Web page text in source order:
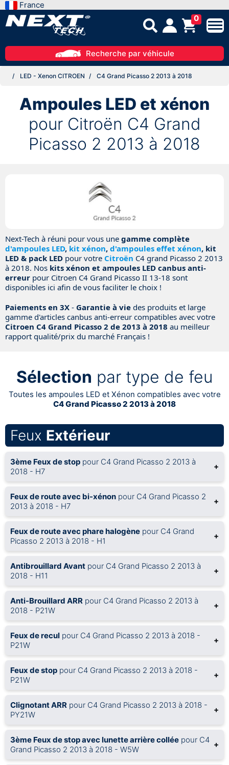
France
0
Recherche par véhicule
LED - Xenon CITROEN C4 Grand Picasso 2 2013 à 2018
Ampoules LED et xénon
pour Citroën C4 Grand
Picasso 2 2013 à 2018
Next-Tech à réuni pour vous une gamme complète
d'ampoules LED, kit xénon, d'ampoules effet xénon, kit
LED & pack LED pour votre Citroën C4 grand Picasso 2 2013
à 2018. Nos kits xénon et ampoules LED canbus anti-
erreur pour Citroen C4 Grand Picasso II 13-18 sont
disponibles ici afin de vous faciliter le choix !
Paiements en 3X - Garantie à vie des produits et large
gamme d'articles canbus anti-erreur compatibles avec votre
Citroen C4 Grand Picasso 2 de 2013 à 2018 au meilleur
rapport qualité/prix du marché Français !
Sélection par type de feu
Toutes les ampoules LED et Xénon compatibles avec votre
C4 Grand Picasso 2 2013 à 2018
Feux Extérieur
3ème Feux de stop pour C4 Grand Picasso 2 2013 à
2018 - H7
+
Feux de route avec bi-xénon pour C4 Grand Picasso 2
2013 à 2018 - H7
+
Feux de route avec phare halogène pour C4 Grand
Picasso 2 2013 à 2018 - H1
+
Antibrouillard Avant pour C4 Grand Picasso 2 2013 à
2018 - H11
+
Anti-Brouillard ARR pour C4 Grand Picasso 2 2013 à
2018 - P21W
+
Feux de recul pour C4 Grand Picasso 2 2013 à 2018 -
P21W
+
Feux de stop pour C4 Grand Picasso 2 2013 à 2018 -
P21W
+
Clignotant ARR pour C4 Grand Picasso 2 2013 à 2018 -
PY21W
+
3ème Feux de stop avec lunette arrière collée pour C4
Grand Picasso 2 2013 à 2018 - W5W
+